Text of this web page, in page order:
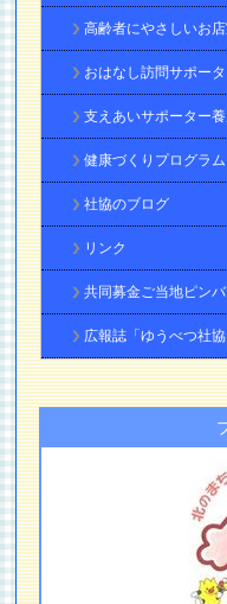
高齢者にやさしいお
おはなし訪問サポー
支えあいサポーター
健康づくりプログラム
社協のブログ
リンク
共同募金ご当地ピン
広報誌「ゆうべつ社協